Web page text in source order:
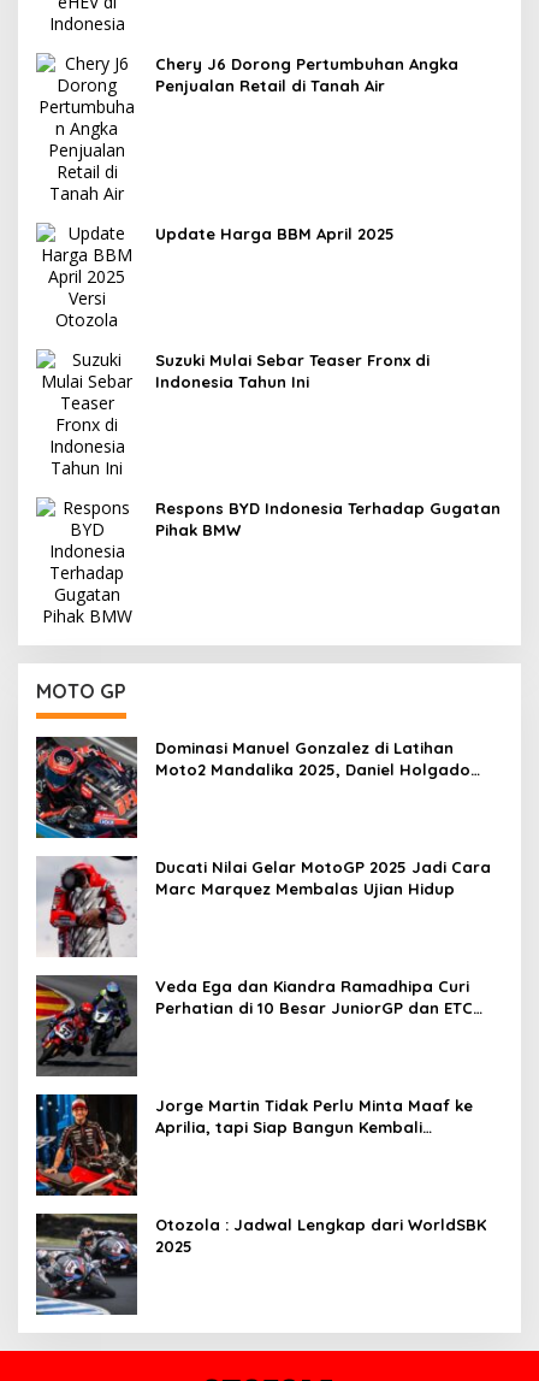
Chery J6 Dorong Pertumbuhan Angka
Penjualan Retail di Tanah Air
Update Harga BBM April 2025
Suzuki Mulai Sebar Teaser Fronx di
Indonesia Tahun Ini
Respons BYD Indonesia Terhadap Gugatan
Pihak BMW
MOTO GP
Dominasi Manuel Gonzalez di Latihan
Moto2 Mandalika 2025, Daniel Holgado
Ducati Nilai Gelar MotoGP 2025 Jadi Cara
Marc Marquez Membalas Ujian Hidup
Veda Ega dan Kiandra Ramadhipa Curi
Perhatian di 10 Besar JuniorGP dan ETC
Jorge Martin Tidak Perlu Minta Maaf ke
Aprilia, tapi Siap Bangun Kembali
Otozola : Jadwal Lengkap dari WorldSBK
2025